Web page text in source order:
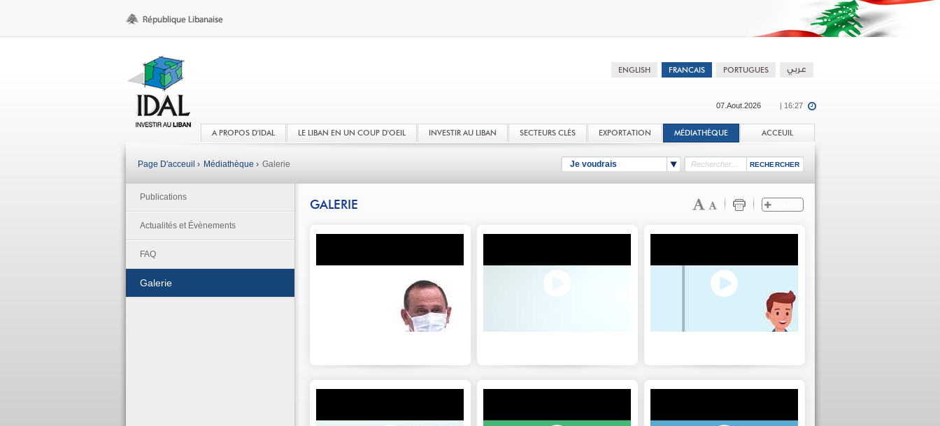
07.Aout.2026 | 16:27
A PROPOS D'IDAL LE LIBAN EN UN COUP D'OEIL INVESTIR AU LIBAN SECTEURS CLÉS EXPORTATION MÉDIATHÈQUE ACCEUIL
Je voudrais
Page D'acceuil › Médiathèque › Galerie
Publications
Actualités et Évènements
FAQ
Galerie
GALERIE